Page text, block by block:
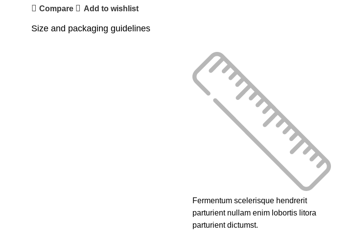
Compare Add to wishlist
Size and packaging guidelines
Fermentum scelerisque hendrerit
parturient nullam enim lobortis litora
parturient dictumst.